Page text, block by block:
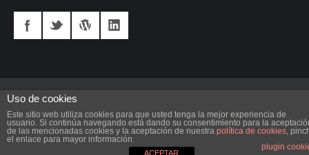
Dream-Theme — trulypremium WordPress themes
Uso de cookies
Este sitio web utiliza cookies para que usted tenga la mejor experiencia de
usuario. Si continúa navegando está dando su consentimiento para la
de las mencionadas cookies y la aceptación de nuestra política de cookies,
el enlace para mayor información.
plugin
ACEPTAR